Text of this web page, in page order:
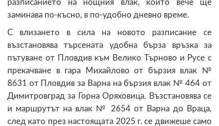
разписанието на нощния влак, който вече ще
заминава по-късно, в по-удобно дневно време.
С влизането в сила на новото разписание се
възстановява търсената удобна бърза връзка за
пътуване от Пловдив към Велико Търново и Русе с
прекачване в гара Михайлово от бързия влак №
8631 от Пловдив за Варна на бързия влак № 464 от
Димитровград за Горна Оряховица. Възстановява се
и маршрутът на влак № 2654 от Варна до Враца,
след като през настоящата 2025 г. се движеше само